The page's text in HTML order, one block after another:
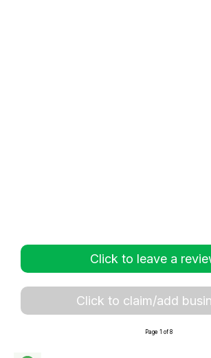
Click to leave a
Click to claim/add
Page 1 of 8